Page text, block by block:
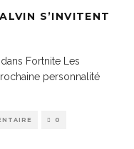
S’INVITENT
Fortnite Les
personnalité
0